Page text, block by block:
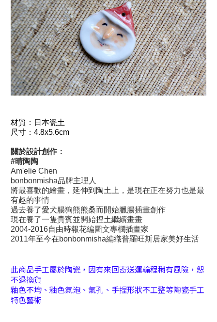
材質： 日本瓷土
尺寸： 4.8x5.6cm
關於設計創作：
#晴陶陶
Am'elie Chen
bonbonmisha品牌主理人
將最喜歡的繪畫，延伸到陶土上， 是現在正在努力也是最
有趣的事情
過去養了愛犬腸狗熊熊桑而開始臘腸插畫創作
現在養了一隻貴賓並開始捏土繼續畫畫
2004-2016自由時報花編圖文專欄插畫家
2011年至今在bonbonmisha編織普羅旺斯居家美好生活
此商品手工屬於陶瓷，因有來回寄送運輸程稍有風險，恕
不退換貨
釉色不均、釉色氣泡、氣孔、手捏形狀不工整等陶瓷手工
特色藝術